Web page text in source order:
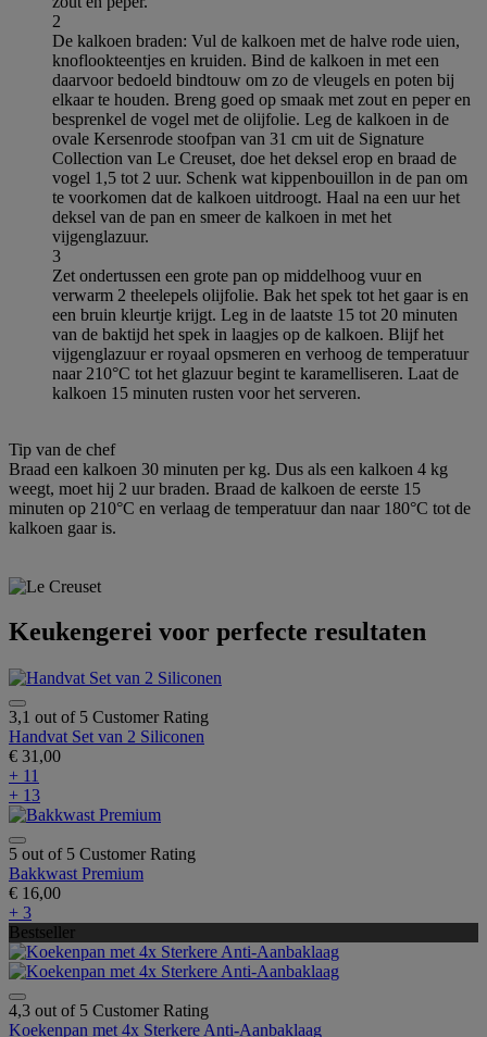
2
De kalkoen braden: Vul de kalkoen met de halve rode uien,
knoflookteentjes en kruiden. Bind de kalkoen in met een
daarvoor bedoeld bindtouw om zo de vleugels en poten bij
elkaar te houden. Breng goed op smaak met zout en peper en
besprenkel de vogel met de olijfolie. Leg de kalkoen in de
ovale Kersenrode stoofpan van 31 cm uit de Signature
Collection van Le Creuset, doe het deksel erop en braad de
vogel 1,5 tot 2 uur. Schenk wat kippenbouillon in de pan om
te voorkomen dat de kalkoen uitdroogt. Haal na een uur het
deksel van de pan en smeer de kalkoen in met het
vijgenglazuur.
3
Zet ondertussen een grote pan op middelhoog vuur en
verwarm 2 theelepels olijfolie. Bak het spek tot het gaar is en
een bruin kleurtje krijgt. Leg in de laatste 15 tot 20 minuten
van de baktijd het spek in laagjes op de kalkoen. Blijf het
vijgenglazuur er royaal opsmeren en verhoog de temperatuur
naar 210°C tot het glazuur begint te karamelliseren. Laat de
kalkoen 15 minuten rusten voor het serveren.
Tip van de chef
Braad een kalkoen 30 minuten per kg. Dus als een kalkoen 4 kg
weegt, moet hij 2 uur braden. Braad de kalkoen de eerste 15
minuten op 210°C en verlaag de temperatuur dan naar 180°C tot de
kalkoen gaar is.
Keukengerei voor perfecte resultaten
3,1 out of 5 Customer Rating
Handvat Set van 2 Siliconen
€ 31,00
+ 11
+ 13
5 out of 5 Customer Rating
Bakkwast Premium
€ 16,00
+ 3
Bestseller
4,3 out of 5 Customer Rating
Koekenpan met 4x Sterkere Anti-Aanbaklaag